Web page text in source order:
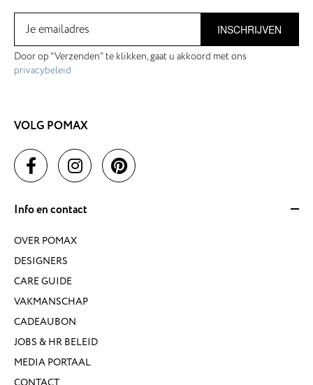
INSCHRIJVEN
Door op "Verzenden" te klikken, gaat u akkoord met ons
privacybeleid
VOLG POMAX
Info en contact
OVER POMAX
DESIGNERS
CARE GUIDE
VAKMANSCHAP
CADEAUBON
JOBS & HR BELEID
MEDIA PORTAAL